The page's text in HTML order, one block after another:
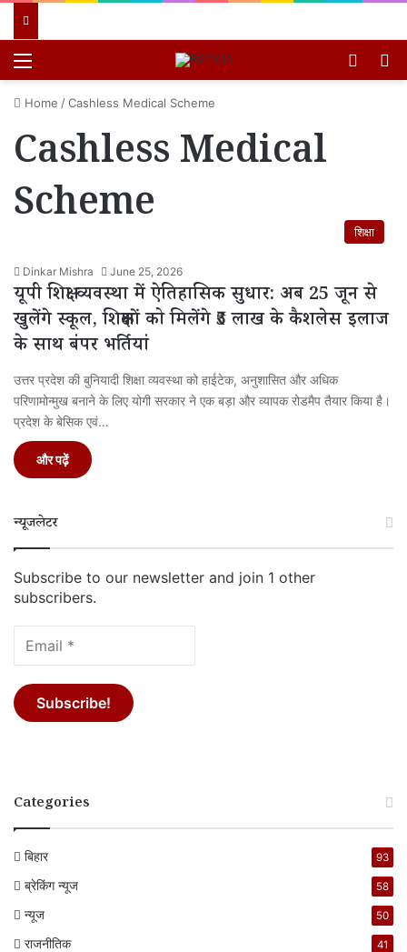
Home /Cashless Medical Scheme
Cashless Medical
Scheme
शिक्षा
Dinkar Mishra June 25, 2026
यूपी शिक्षा व्यवस्था में ऐतिहासिक सुधार: अब 25 जून से
खुलेंगे स्कूल, शिक्षकों को मिलेंगे ₹5 लाख के कैशलेस इलाज
के साथ बंपर भर्तियां
उत्तर प्रदेश की बुनियादी शिक्षा व्यवस्था को हाईटेक, अनुशासित और अधिक
परिणामोन्मुख बनाने के लिए योगी सरकार ने एक बड़ा और व्यापक रोडमैप तैयार किया है।
प्रदेश के बेसिक एवं…
और पढ़ें
न्यूजलेटर
Subscribe to our newsletter and join 1 other
subscribers.
Categories
बिहार 93
ब्रेकिंग न्यूज 58
न्यूज 50
राजनीतिक 41